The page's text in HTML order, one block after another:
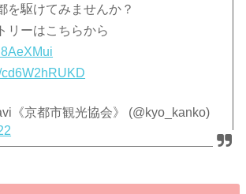
を駆けてみませんか？
リーはこちらから
《京都市観光協会》 (@kyo_kanko)